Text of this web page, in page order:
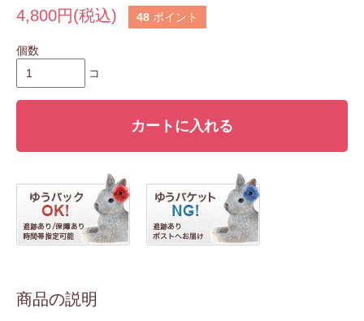
4,800円(税込)
48 ポイント
個数
コ
カートに入れる
商品の説明